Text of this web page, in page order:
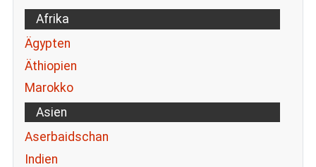
Afrika
Ägypten
Äthiopien
Marokko
Asien
Aserbaidschan
Indien